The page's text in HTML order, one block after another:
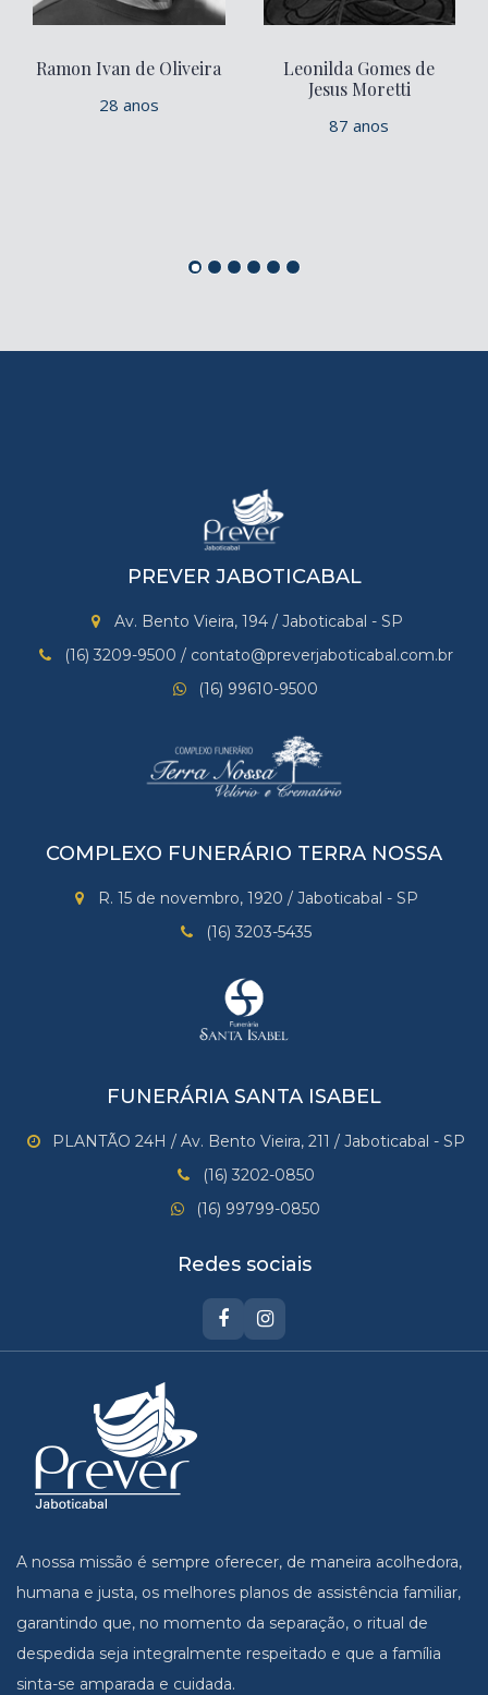
Ramon Ivan de Oliveira
28 anos
Leonilda Gomes de
Jesus Moretti
87 anos
A nossa missão é sempre oferecer, de maneira acolhedora,
humana e justa, os melhores planos de assistência familiar,
garantindo que, no momento da separação, o ritual de
despedida seja integralmente respeitado e que a família
sinta-se amparada e cuidada.
PREVER JABOTICABAL
Av. Bento Vieira, 194 / Jaboticabal - SP
(16) 3209-9500 / contato@preverjaboticabal.com.br
(16) 99610-9500
COMPLEXO FUNERÁRIO TERRA NOSSA
R. 15 de novembro, 1920 / Jaboticabal - SP
(16) 3203-5435
FUNERÁRIA SANTA ISABEL
PLANTÃO 24H / Av. Bento Vieira, 211 / Jaboticabal - SP
(16) 3202-0850
(16) 99799-0850
Redes sociais